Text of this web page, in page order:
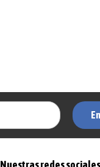
Nuestras redes sociales